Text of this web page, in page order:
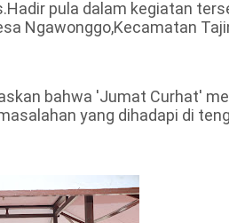
pula dalam kegiatan
Ngawonggo,Kecamatan
bahwa 'Jumat Curhat'
yang dihadapi di